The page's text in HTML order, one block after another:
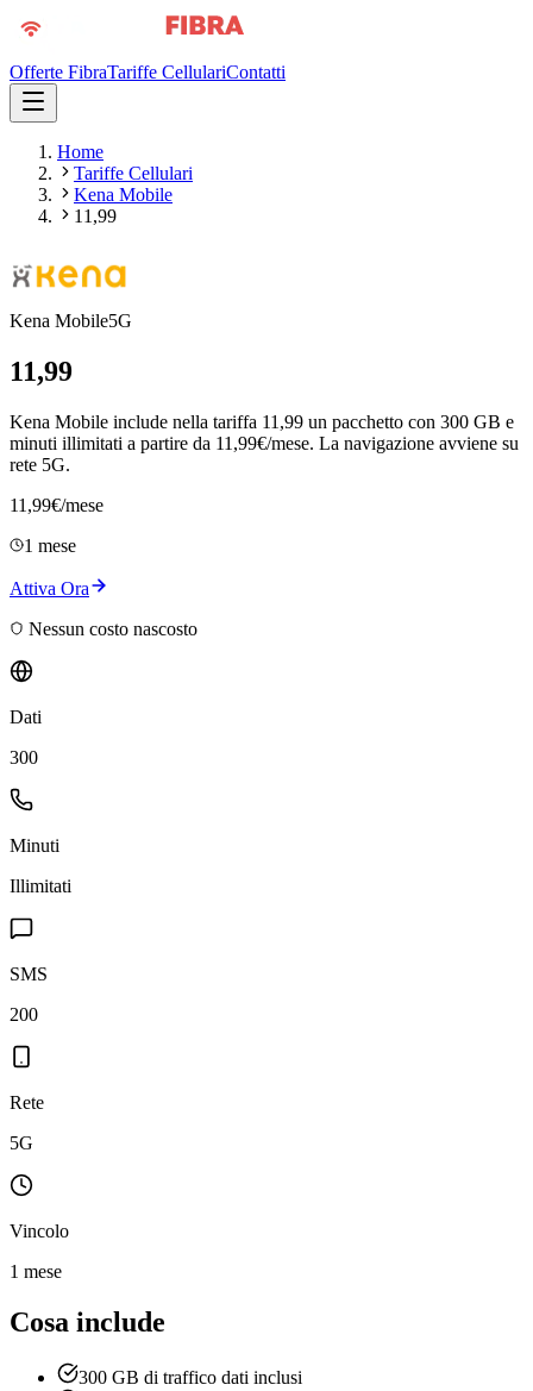
Offerte FibraTariffe CellulariContatti
Home
Tariffe Cellulari
Kena Mobile
11,99
Kena Mobile5G
11,99
Kena Mobile include nella tariffa 11,99 un pacchetto con 300 GB e
minuti illimitati a partire da 11,99€/mese. La navigazione avviene su
rete 5G.
11,99€/mese
1 mese
Attiva Ora
Nessun costo nascosto
Dati
300
Minuti
Illimitati
SMS
200
Rete
5G
Vincolo
1 mese
Cosa include
300 GB di traffico dati inclusi